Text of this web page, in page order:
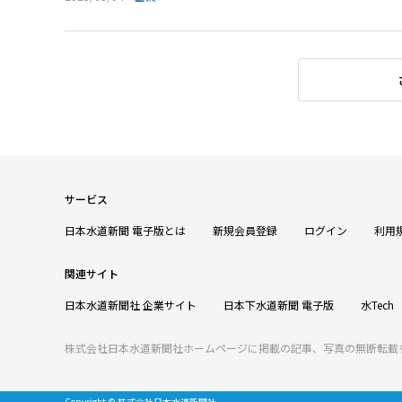
サービス
日本水道新聞 電子版とは 新規会員登録 ログイン 利用
関連サイト
日本水道新聞社 企業サイト 日本下水道新聞 電子版 水Tech
株式会社日本水道新聞社ホームページに掲載の記事、写真の無断転